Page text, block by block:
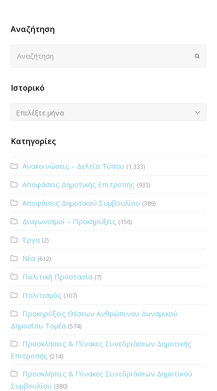
Αναζήτηση
Submit
Ιστορικό
Ιστορικό
Επιλέξτε μήνα
Κατηγορίες
Ανακοινώσεις – Δελτία Τύπου (1.333)
Αποφάσεις Δημοτικής Επιτροπής (933)
Αποφάσεις Δημοτικού Συμβουλίου (389)
Διαγωνισμοί – Προκηρύξεις (156)
Έργα (2)
Νέα (612)
Πολιτική Προστασία (7)
Πολιτισμός (107)
Προκηρύξεις Θέσεων Ανθρώπινου Δυναμικού
Δημοσίου Τομέα (574)
Προσκλήσεις & Πίνακες Συνεδριάσεων Δημοτικής
Επιτροπής (214)
Προσκλήσεις & Πίνακες Συνεδριάσεων Δημοτικού
Συμβουλίου (380)